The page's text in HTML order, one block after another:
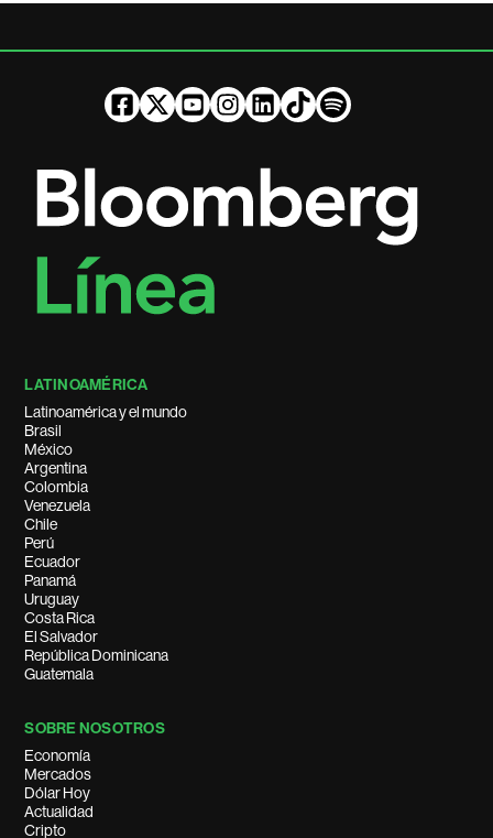
LATINOAMÉRICA
Latinoamérica y el mundo
Brasil
México
Argentina
Colombia
Venezuela
Chile
Perú
Ecuador
Panamá
Uruguay
Costa Rica
El Salvador
República Dominicana
Guatemala
SOBRE NOSOTROS
Economía
Mercados
Dólar Hoy
Actualidad
Cripto